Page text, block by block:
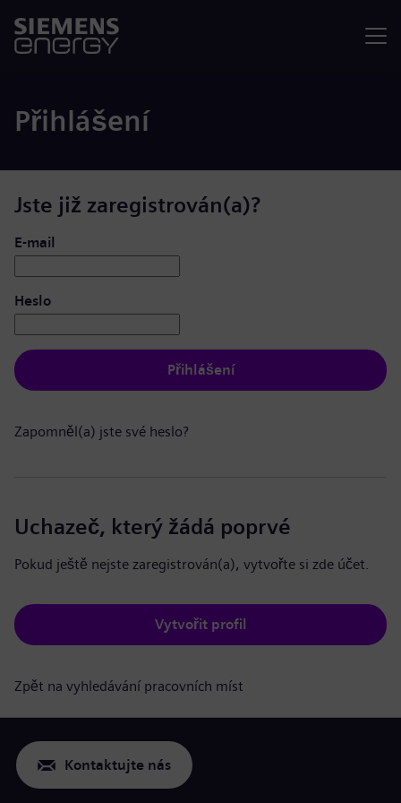
Přihlášení
Jste již zaregistrován(a)?
Přihlášení: uživatel a heslo
E-mail
Heslo
Přihlášení
Zapomněl(a) jste své heslo?
Uchazeč, který žádá poprvé
Pokud ještě nejste zaregistrován(a), vytvořte si zde účet.
Vytvořit profil
Zpět na vyhledávání pracovních míst
Kontaktujte nás